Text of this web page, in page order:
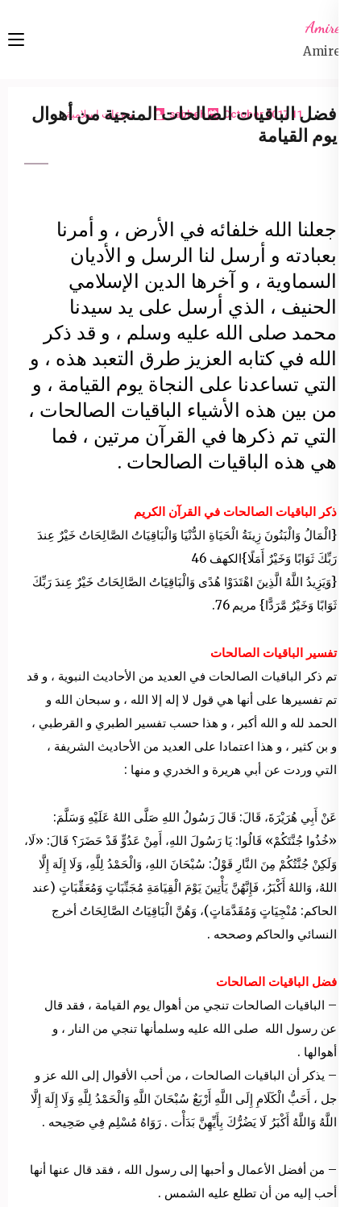
content
Enter)
Amireta
Amireta
11 October 2017
sabbeh منوعات إسلامية
فضل الباقيات الصالحات المنجية من أهوال
يوم القيامة
جعلنا الله خلفائه في الأرض ، و أمرنا
بعبادته و أرسل لنا الرسل و الأديان
السماوية ، و آخرها الدين الإسلامي
الحنيف ، الذي أرسل على يد سيدنا
محمد صلى الله عليه وسلم ، و قد ذكر
الله في كتابه العزيز طرق التعبد هذه ، و
التي تساعدنا على النجاة يوم القيامة ، و
من بين هذه الأشياء الباقيات الصالحات ،
التي تم ذكرها في القرآن مرتين ، فما
هي هذه الباقيات الصالحات .
ذكر الباقيات الصالحات في القرآن الكريم
{الْمَالُ وَالْبَنُونَ زِينَةُ الْحَيَاةِ الدُّنْيَا وَالْبَاقِيَاتُ الصَّالِحَاتُ خَيْرٌ عِندَ
رَبِّكَ ثَوَابًا وَخَيْرٌ أَمَلًا}الكهف 46
{وَيَزِيدُ اللَّهُ الَّذِينَ اهْتَدَوْا هُدًى وَالْبَاقِيَاتُ الصَّالِحَاتُ خَيْرٌ عِندَ رَبِّكَ
ثَوَابًا وَخَيْرٌ مَّرَدًّا} مريم 76.
تفسير الباقيات الصالحات
تم ذكر الباقيات الصالحات في العديد من الأحاديث النبوية ، و قد
تم تفسيرها على أنها هي قول لا إله إلا الله ، و سبحان الله و
الحمد لله و الله أكبر ، و هذا حسب تفسير الطبري و القرطبي ،
و بن كثير ، و هذا اعتمادا على العديد من الأحاديث الشريفة ،
التي وردت عن أبي هريرة و الخدري و منها :
عَنْ أَبِي هُرَيْرَةَ، قَالَ: قَالَ رَسُولُ اللهِ صَلَّى اللهُ عَلَيْهِ وَسَلَّمَ:
«خُذُوا جُنَّتَكُمْ» قَالُوا: يَا رَسُولَ اللهِ، أَمِنْ عَدُوٍّ قَدْ حَضَرَ؟ قَالَ: «لَا،
وَلَكِنْ جُنَّتُكُمْ مِنَ النَّارِ قَوْلُ: سُبْحَانَ اللهِ، وَالْحَمْدُ لِلَّهِ، وَلَا إِلَهَ إِلَّا
اللهُ، وَاللهُ أَكْبَرُ، فَإِنَّهُنَّ يَأْتِينَ يَوْمَ الْقِيَامَةِ مُجَنِّبَاتٍ وَمُعَقِّبَاتٍ (عند
الحاكم: مُنْجِيَاتٍ وَمُقَدَّمَاتٍ)، وَهُنَّ الْبَاقِيَاتُ الصَّالِحَاتُ أخرج
النسائي والحاكم وصححه .
فضل الباقيات الصالحات
– الباقيات الصالحات تنجي من أهوال يوم القيامة ، فقد قال
عن رسول الله صلى الله عليه وسلمأنها تنجي من النار ، و
أهوالها .
– يذكر أن الباقيات الصالحات ، من أحب الأقوال إلى الله عز و
جل ، أَحَبُّ الْكَلَامِ إِلَى اللَّهِ أَرْبَعٌ سُبْحَانَ اللَّهِ وَالْحَمْدُ لِلَّهِ وَلَا إِلَهَ إِلَّا
اللَّهُ وَاللَّهُ أَكْبَرُ لَا يَضُرُّكَ بِأَيِّهِنَّ بَدَأْت . رَوَاهُ مُسْلِم فِي صَحِيحه .
– من أفضل الأعمال و أحبها إلى رسول الله ، فقد قال عنها أنها
أحب إليه من أن تطلع عليه الشمس .